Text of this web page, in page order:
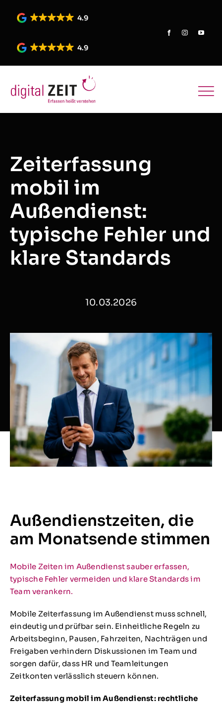
4.9
4.9
Zeiterfassung
mobil im
Außendienst:
typische Fehler und
klare Standards
10.03.2026
Außendienstzeiten, die
am Monatsende stimmen
Mobile Zeiten im Außendienst sauber erfassen,
typische Fehler vermeiden und klare Standards im
Team verankern.
Mobile Zeiterfassung im Außendienst muss schnell,
eindeutig und prüfbar sein. Einheitliche Regeln zu
Arbeitsbeginn, Pausen, Fahrzeiten, Nachträgen und
Freigaben verhindern Diskussionen im Team und
sorgen dafür, dass HR und Teamleitungen
Zeitkonten verlässlich steuern können.
Zeiterfassung mobil im Außendienst: rechtliche